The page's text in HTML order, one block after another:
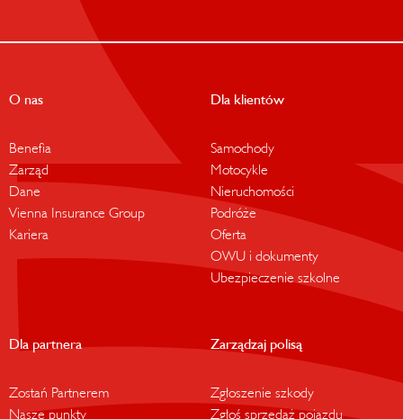
O nas
Benefia
Zarząd
Dane
Vienna Insurance Group
Kariera
Dla klientów
Samochody
Motocykle
Nieruchomości
Podróże
Oferta
OWU i dokumenty
Ubezpieczenie szkolne
Dla partnera
Zostań Partnerem
Nasze punkty
Zarządzaj polisą
Zgłoszenie szkody
Zgłoś sprzedaż pojazdu